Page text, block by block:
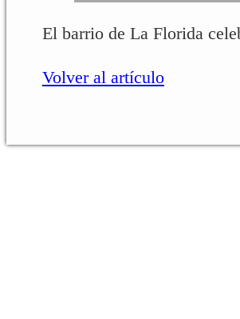
El barrio de La Florida
Volver al artículo